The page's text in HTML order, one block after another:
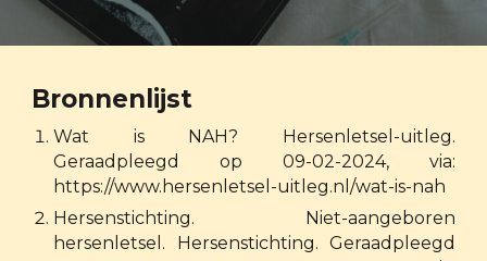
Bronnenlijst
Wat is NAH? Hersenletsel-uitleg.
Geraadpleegd op 09-02-2024, via:
https://www.hersenletsel-uitleg.nl/wat-is-nah
Hersenstichting. Niet-aangeboren
hersenletsel. Hersenstichting. Geraadpleegd